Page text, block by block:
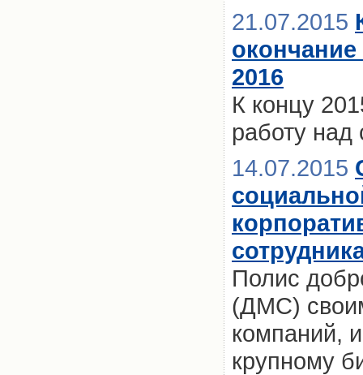
21.07.2015
2016
К концу
работу
14.07.2015
Полис
(ДМС)
компаний,
крупному